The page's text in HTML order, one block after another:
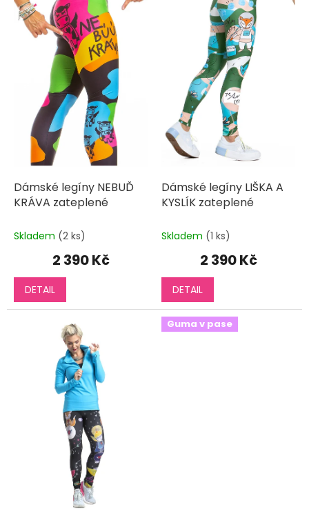
Dámské legíny NEBUĎ
KRÁVA zateplené
Skladem (2 ks)
2 390 Kč
DETAIL
Dámské legíny LIŠKA A
KYSLÍK zateplené
Skladem (1 ks)
2 390 Kč
DETAIL
Guma v pase